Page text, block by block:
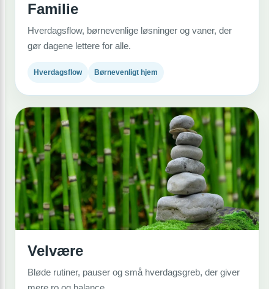
Familie
Hverdagsflow, børnevenlige løsninger og vaner, der
gør dagene lettere for alle.
Hverdagsflow Børnevenligt hjem
Velvære
Bløde rutiner, pauser og små hverdagsgreb, der giver